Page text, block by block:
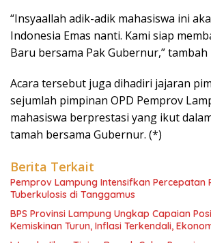
“Insyaallah adik-adik mahasiswa ini
Indonesia Emas nanti. Kami siap
Baru bersama Pak Gubernur,” tambah
Acara tersebut juga dihadiri jajaran
sejumlah pimpinan OPD Pemprov
mahasiswa berprestasi yang ikut
tamah bersama Gubernur. (*)
Berita Terkait
Pemprov Lampung Intensifkan Percepatan
Tuberkulosis di Tanggamus
BPS Provinsi Lampung Ungkap Capaian
Kemiskinan Turun, Inflasi Terkendali,